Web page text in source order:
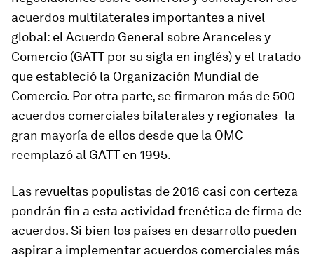
acuerdos multilaterales importantes a nivel
global: el Acuerdo General sobre Aranceles y
Comercio (GATT por su sigla en inglés) y el tratado
que estableció la Organización Mundial de
Comercio. Por otra parte, se firmaron más de 500
acuerdos comerciales bilaterales y regionales -la
gran mayoría de ellos desde que la OMC
reemplazó al GATT en 1995.
Las revueltas populistas de 2016 casi con certeza
pondrán fin a esta actividad frenética de firma de
acuerdos. Si bien los países en desarrollo pueden
aspirar a implementar acuerdos comerciales más